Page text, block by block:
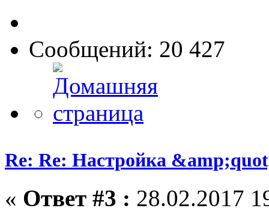
Сообщений: 20 427
Re: Re: Настройка
« Ответ #3 : 28.02.2017